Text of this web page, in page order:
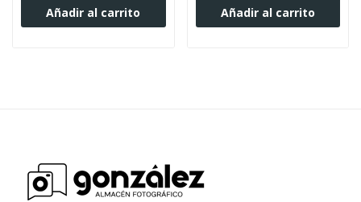
Añadir al carrito Añadir al carrito